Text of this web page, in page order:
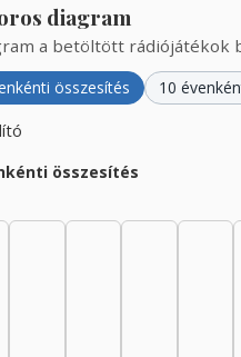
diagram
a betöltött rádiójátékok
összesítés 10
összesítés